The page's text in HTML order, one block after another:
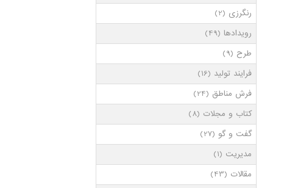
رنگرزی (2)
رویدادها(49)
طرح (9)
فرایند تولید (16)
فرش مناطق (24)
کتاب و مجلات (8)
گفت و گو (27)
مدیریت (1)
مقالات (43)